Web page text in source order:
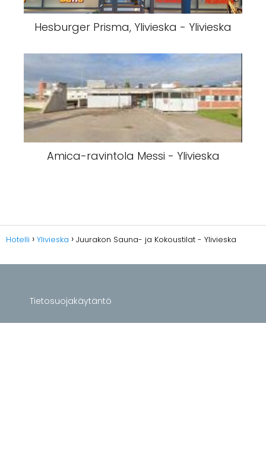
Hesburger Prisma, Ylivieska - Ylivieska
Amica-ravintola Messi - Ylivieska
Hotelli Ylivieska Juurakon Sauna- ja Kokoustilat - Ylivieska
Tietosuojakäytäntö